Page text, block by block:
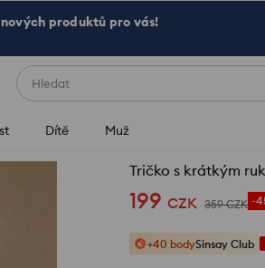
nových produktů pro vás!
Hledat
Dítě Muž
Tričko s krátkým
199 CZK 359 CZK -
+40 bodySinsay Club